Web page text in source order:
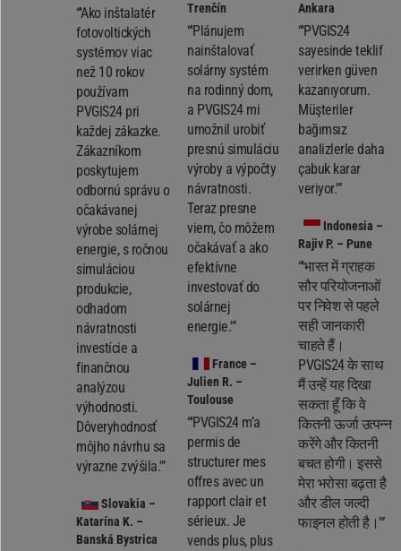
“'Ako inštalatér
fotovoltických
systémov viac
než 10 rokov
používam
PVGIS24 pri
každej zákazke.
Zákazníkom
poskytujem
odbornú správu o
očakávanej
výrobe solárnej
energie, s ročnou
simuláciou
produkcie,
odhadom
návratnosti
investície a
finančnou
analýzou
výhodnosti.
Dôveryhodnosť
môjho návrhu sa
výrazne zvýšila.'”
Slovakia –
Katarína K. –
Banská Bystrica
Trenčín
“'Plánujem
nainštalovať
solárny systém
na rodinný dom,
a PVGIS24 mi
umožnil urobiť
presnú simuláciu
výroby a výpočty
návratnosti.
Teraz presne
viem, čo môžem
očakávať a ako
efektívne
investovať do
solárnej
energie.'”
France –
Julien R. –
Toulouse
“'PVGIS24 m’a
permis de
structurer mes
offres avec un
rapport clair et
sérieux. Je
vends plus, plus
Ankara
“'PVGIS24
sayesinde teklif
verirken güven
kazanıyorum.
Müşteriler
bağımsız
analizlerle daha
çabuk karar
veriyor.'”
Indonesia –
Rajiv P. – Pune
“'भारत में ग्राहक
सौर परियोजनाओं
पर निवेश से पहले
सही जानकारी
चाहते हैं।
PVGIS24 के साथ
मैं उन्हें यह दिखा
सकता हूँ कि वे
कितनी ऊर्जा उत्पन्न
करेंगे और कितनी
बचत होगी। इससे
मेरा भरोसा बढ़ता है
और डील जल्दी
फाइनल होती है।'”